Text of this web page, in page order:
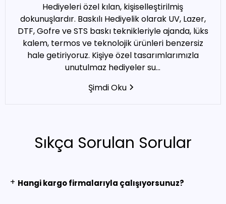
Hediyeleri özel kılan, kişiselleştirilmiş
dokunuşlardır. Baskılı Hediyelik olarak UV, Lazer,
DTF, Gofre ve STS baskı teknikleriyle ajanda, lüks
kalem, termos ve teknolojik ürünleri benzersiz
hale getiriyoruz. Kişiye özel tasarımlarımızla
unutulmaz hediyeler su...
Şimdi Oku
Sıkça Sorulan Sorular
+ Hangi kargo firmalarıyla çalışıyorsunuz?